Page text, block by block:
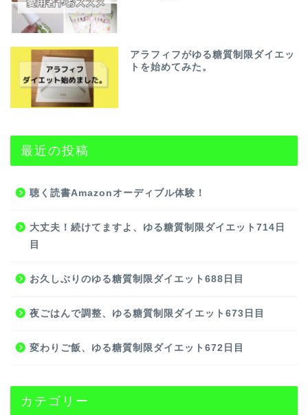
アラフィフがゆる糖質制限ダイエッ
トを始めてみた。
最近の投稿
聴く読書Amazonオーディブル体験！
大丈夫！続けてますよ、ゆる糖質制限ダイエット714日
目
お久しぶりのゆる糖質制限ダイエット688日目
夜ごはんで調整、ゆる糖質制限ダイエット673日目
変わりご飯、ゆる糖質制限ダイエット672日目
カテゴリー